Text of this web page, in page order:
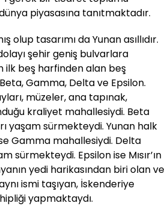
piyasasına tanıtmaktadır.
olup tasarımı da Yunan asıllıdır.
şehir geniş bulvarlara
ilk beş harfinden alan beş
Gamma, Delta ve Epsilon.
müzeler, ana tapınak,
kraliyet mahallesiydi. Beta
yaşam sürmekteydi. Yunan halk
Gamma mahallesiydi. Delta
sürmekteydi. Epsilon ise Mısır’ın
yedi harikasından biri olan ve
ismi taşıyan, İskenderiye
yapmaktaydı.